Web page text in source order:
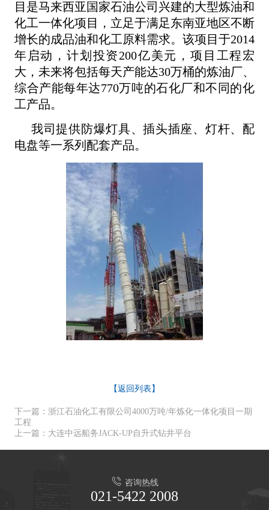
目是马来西亚国家石油公司兴建的大型炼油和
化工一体化项目，立足于满足东南亚地区不断
增长的成品油和化工原料需求。该项目于2014
年启动，计划投资200亿美元，项目工程宏
大，未来将包括每天产能达30万桶的炼油厂、
综合产能每年达770万吨的石化厂和不同的化
工产品。
我司提供防爆灯具、插头插座、灯杆、配
电盘等一系列配套产品。
【返回列表】
下一篇：浙江石油化工有限公司4000万吨/年炼化一体化项目一期
工程
上一篇：大连中远船务JACK-UP自升式钻井平台
咨询热线
021-5422 2008